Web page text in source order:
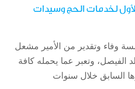
لخدمات الحج وسيدات
وفاء وتقدير من الأمير مشعل
الفيصل، وتعبر عما يحمله كافة
السابق خلال سنوات
«التجارة» منع
لعضوية
الغرف 3 دورات